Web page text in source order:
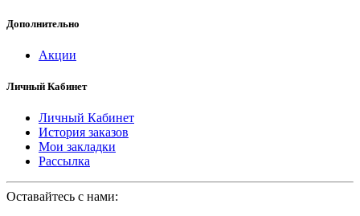
Дополнительно
Акции
Личный Кабинет
Личный Кабинет
История заказов
Мои закладки
Рассылка
Оставайтесь с нами: